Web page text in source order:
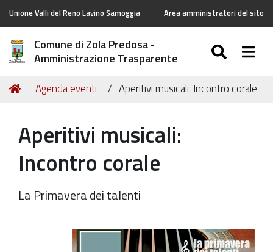
Unione Valli del Reno Lavino Samoggia Area amministratori del sito
Comune di Zola Predosa -
Amministrazione Trasparente
Tu
Home
Agenda eventi Aperitivi musicali: Incontro corale
Aperitivi musicali:
Incontro corale
La Primavera dei talenti
https://old.comune.zolapredosa.bo.it/events/aperitivi-